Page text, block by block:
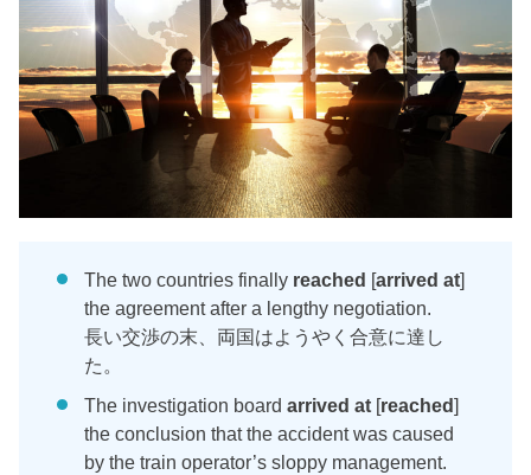
The two countries finally reached [arrived at]
the agreement after a lengthy negotiation.
長い交渉の末、両国はようやく合意に達し
た。
The investigation boardarrived at [reached]
the conclusion that the accident was caused
by the train operator’s sloppy management.